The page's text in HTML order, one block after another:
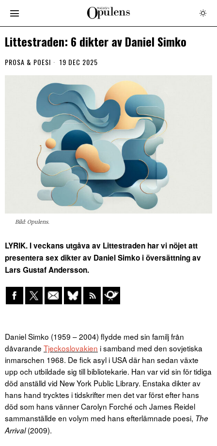
Littestraden: 6 dikter av Daniel Simko
PROSA & POESI 19 DEC 2025
Bild: Opulens.
LYRIK. I veckans utgåva av Littestraden har vi nöjet att
presentera sex dikter av Daniel Simko i översättning av
Lars Gustaf Andersson.
Daniel Simko (1959 – 2004) flydde med sin familj från
dåvarande Tjeckoslovakien i samband med den sovjetiska
inmarschen 1968. De fick asyl i USA där han sedan växte
upp och utbildade sig till bibliotekarie. Han var vid sin för tidiga
död anställd vid New York Public Library. Enstaka dikter av
hans hand trycktes i tidskrifter men det var först efter hans
död som hans vänner Carolyn Forché och James Reidel
sammanställde en volym med hans efterlämnade poesi, The
Arrival(2009).